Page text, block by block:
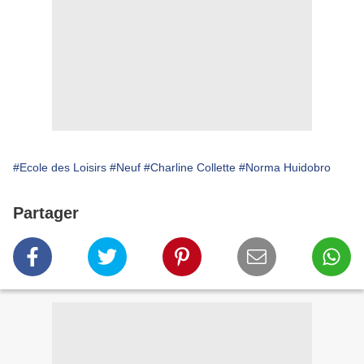
#Ecole des Loisirs #Neuf #Charline Collette #Norma Huidobro
Partager